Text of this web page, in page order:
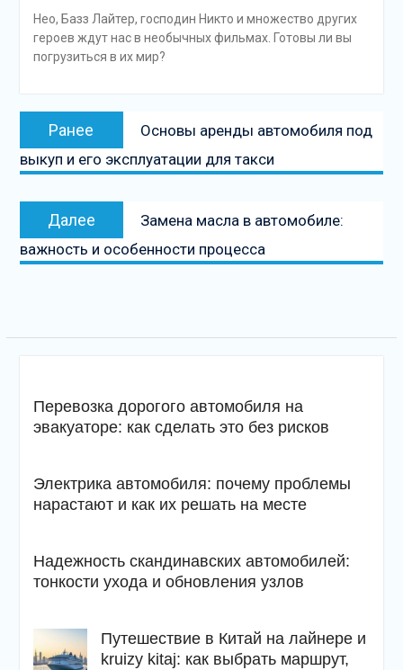
Нео, Базз Лайтер, господин Никто и множество других
героев ждут нас в необычных фильмах. Готовы ли вы
погрузиться в их мир?
Навигация
записям
Ранее
Предыдущая
Основы аренды автомобиля под
выкуп и его эксплуатации для такси
Далее
Следующая
Замена масла в автомобиле:
важность и особенности процесса
Перевозка дорогого автомобиля на
эвакуаторе: как сделать это без рисков
Электрика автомобиля: почему проблемы
нарастают и как их решать на месте
Надежность скандинавских автомобилей:
тонкости ухода и обновления узлов
Путешествие в Китай на лайнере и
kruizy kitaj: как выбрать маршрут,